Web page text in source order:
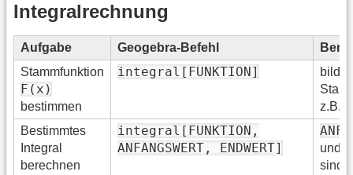
Integralrechnung
Aufgabe Geogebra-Befehl
Stammfunktion
F(x)
bestimmen
integral[FUNKTION]
z.B.
Bestimmtes
Integral
berechnen
integral[FUNKTION,
ANFANGSWERT, ENDWERT]
und
sind